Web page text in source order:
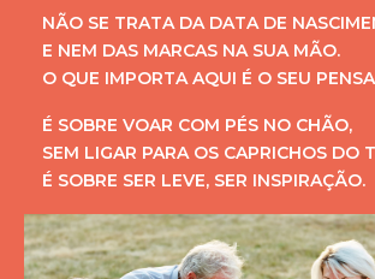
NÃO SE TRATA DA DATA DE
E NEM DAS MARCAS NA SUA MÃO.
O QUE IMPORTA AQUI É O SEU
É SOBRE VOAR COM PÉS NO CHÃO,
SEM LIGAR PARA OS CAPRICHOS DO
É SOBRE SER LEVE, SER INSPIRAÇÃO.